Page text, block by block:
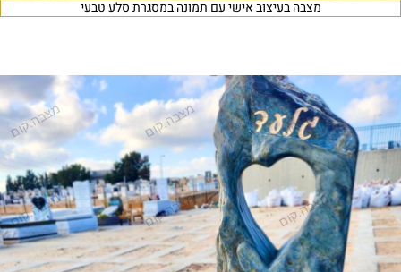
מצבה בעיצוב אישי עם תמונה במסגרת סלע טבעי